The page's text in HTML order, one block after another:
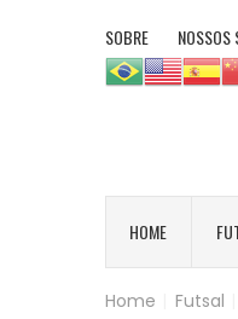
SOBRE NOSSOS
HOME
Home Futsal